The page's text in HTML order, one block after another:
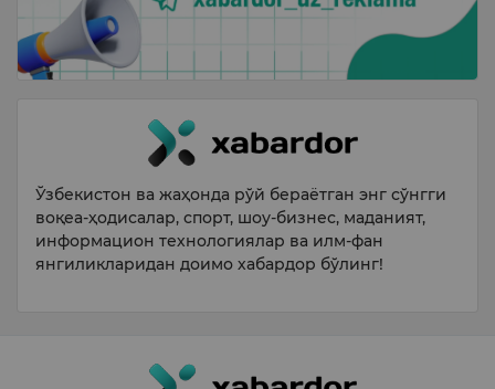
Ўзбекистон ва жаҳонда рўй бераётган энг сўнгги
воқеа-ҳодисалар, спорт, шоу-бизнес, маданият,
информацион технологиялар ва илм-фан
янгиликларидан доимо хабардор бўлинг!